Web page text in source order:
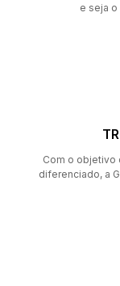
e seja
Com o objetivo
diferenciado, a